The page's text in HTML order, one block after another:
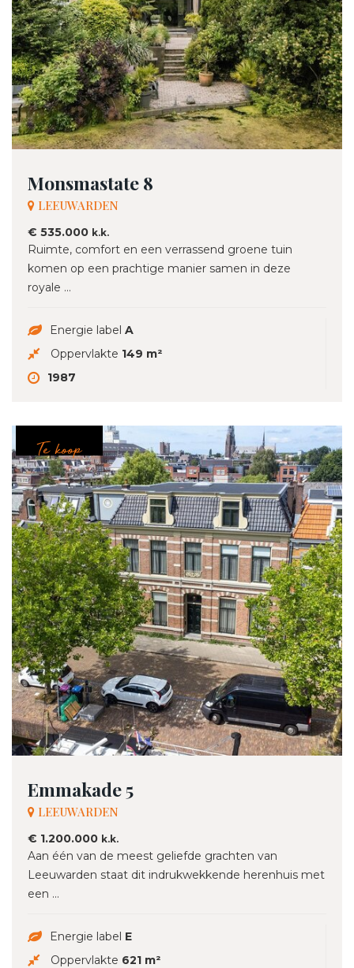
Monsmastate 8
LEEUWARDEN
€ 535.000 k.k.
Ruimte, comfort en een verrassend groene tuin
komen op een prachtige manier samen in deze
royale ...
Energie label A
Oppervlakte 149 m²
1987
Te koop
Emmakade 5
LEEUWARDEN
€ 1.200.000 k.k.
Aan één van de meest geliefde grachten van
Leeuwarden staat dit indrukwekkende herenhuis met
een ...
Energie label E
Oppervlakte 621 m²